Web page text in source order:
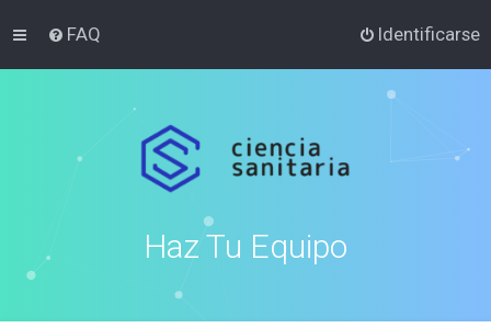
FAQ Identificarse
Haz Tu Equipo